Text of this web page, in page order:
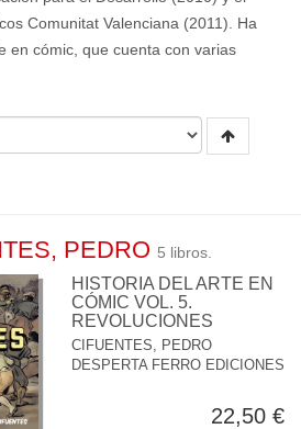
Comunitat Valenciana (2011). Ha
en cómic, que cuenta con varias
PEDRO 5 libros.
HISTORIA DEL ARTE EN
CÓMIC VOL. 5.
REVOLUCIONES
CIFUENTES, PEDRO
DESPERTA FERRO EDICIONES
22,50 €